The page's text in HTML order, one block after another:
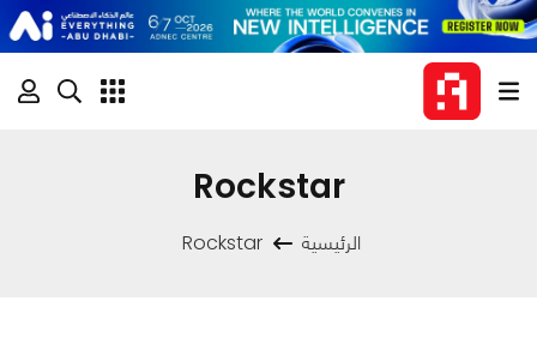
Rockstar
الرئيسية Rockstar